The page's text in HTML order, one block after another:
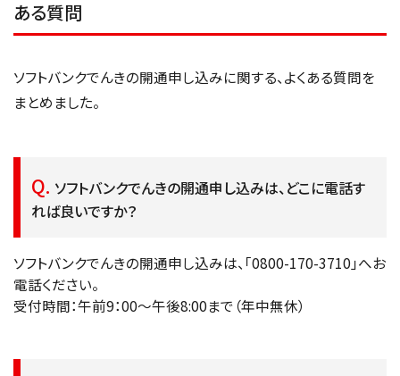
ある質問
ソフトバンクでんきの開通申し込みに関する、よくある質問を
まとめました。
ソフトバンクでんきの開通申し込みは、どこに電話す
れば良いですか？
ソフトバンクでんきの開通申し込みは、「0800-170-3710」へお
電話ください。
受付時間：午前9：00～午後8:00まで（年中無休）